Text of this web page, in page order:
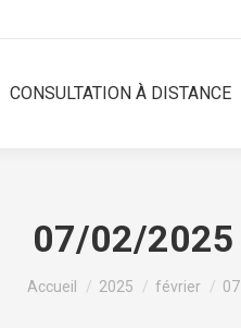
CONSULTATION À DISTANCE
07/02/2025
Vous êtes ici :
Accueil 2025 février 07